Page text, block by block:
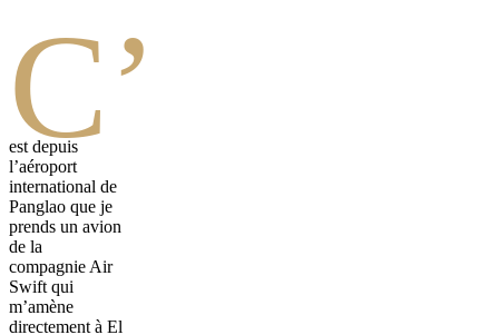
C’
est depuis
l’aéroport
international de
Panglao que je
prends un avion
de la
compagnie Air
Swift qui
m’amène
directement à El